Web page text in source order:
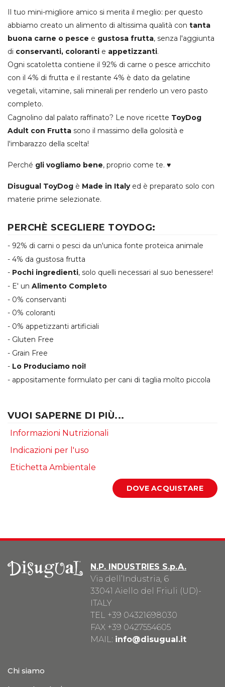
Il tuo mini-migliore amico si merita il meglio: per questo
abbiamo creato un alimento di altissima qualità con tanta
buona carne o pesce e gustosa frutta, senza l'aggiunta
di conservanti, coloranti e appetizzanti.
Ogni scatoletta contiene il 92% di carne o pesce arricchito
con il 4% di frutta e il restante 4% è dato da gelatine
vegetali, vitamine, sali minerali per renderlo un vero pasto
completo.
Cagnolino dal palato raffinato? Le nove ricette ToyDog
Adult con Frutta sono il massimo della golosità e
l'imbarazzo della scelta!
Perché gli vogliamo bene, proprio come te. ♥
Disugual ToyDog è Made in Italyed è preparato solo con
materie prime selezionate.
PERCHÈ SCEGLIERE TOYDOG:
- 92% di carni o pesci da un'unica fonte proteica animale
- 4% da gustosa frutta
- Pochi ingredienti, solo quelli necessari al suo benessere!
- E' un Alimento Completo
- 0% conservanti
- 0% coloranti
- 0% appetizzanti artificiali
- Gluten Free
- Grain Free
- Lo Produciamo noi!
- appositamente formulato per cani di taglia molto piccola
VUOI SAPERNE DI PIÙ...
Informazioni Nutrizionali
Indicazioni per l'uso
Etichetta Ambientale
N.P. INDUSTRIES S.p.A.
Via dell’Industria, 6
33041 Aiello del Friuli (UD)-
ITALY
TEL +39 04321698030
FAX +39 0427554605
MAIL: info@disugual.it
Chi siamo